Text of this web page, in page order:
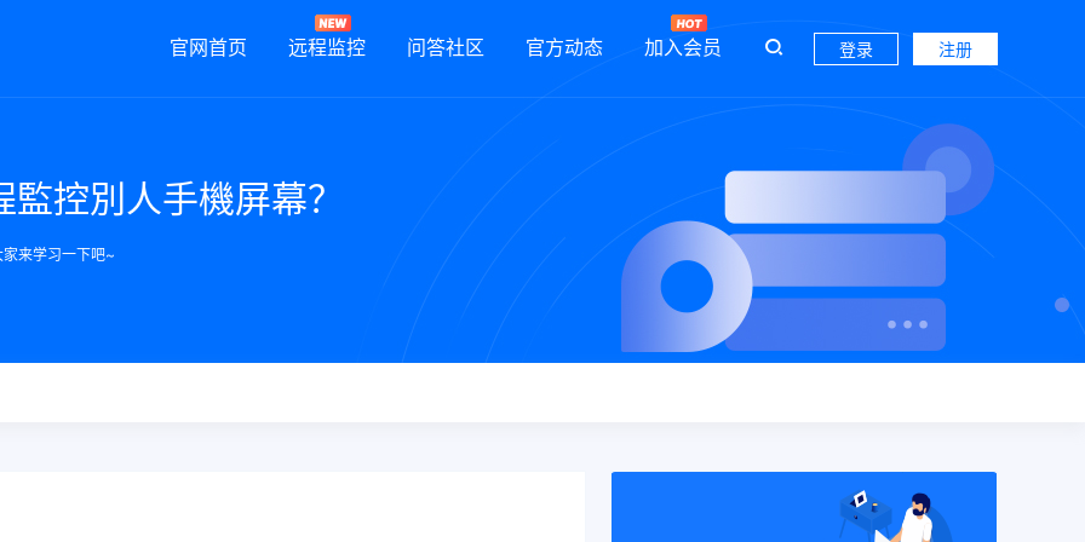
官网首页 远程监控 问答社区 官方动态 加入会员 登录 注册
控別人手機屏幕？
来学习一下吧~